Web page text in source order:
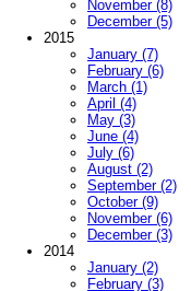
November (8)
December (5)
2015
January (7)
February (6)
March (1)
April (4)
May (3)
June (4)
July (6)
August (2)
September (2)
October (9)
November (6)
December (3)
2014
January (2)
February (3)